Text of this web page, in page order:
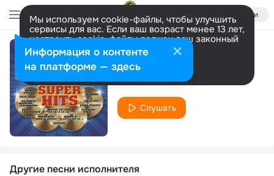
Войти
Мы используем cookie-файлы, чтобы улучшить
сервисы для вас. Если ваш возраст менее 13 лет,
настроить cookie-файлы должен ваш законный
представитель. Больше информации
Разрешить все Настроить
Around The World
Max Raabe & Palast Orchester
Слушать
Другие песни исполнителя
Информация о контенте
на платформе — здесь